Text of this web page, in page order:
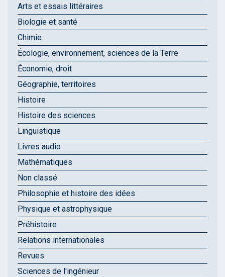
Arts et essais littéraires
Biologie et santé
Chimie
Écologie, environnement, sciences de la Terre
Économie, droit
Géographie, territoires
Histoire
Histoire des sciences
Linguistique
Livres audio
Mathématiques
Non classé
Philosophie et histoire des idées
Physique et astrophysique
Préhistoire
Relations internationales
Revues
Sciences de l'ingénieur